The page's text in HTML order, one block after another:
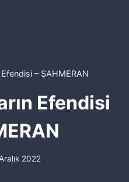
Efendisi – ŞAHMERAN
Efendisi
2022